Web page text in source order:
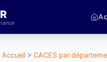
Accueil > CACES par